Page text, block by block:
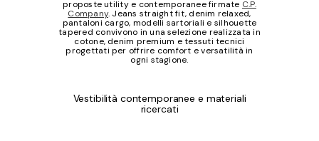
proposte utility e contemporanee firmate C.P.
Company. Jeans straight fit, denim relaxed,
pantaloni cargo, modelli sartoriali e silhouette
tapered convivono in una selezione realizzata in
cotone, denim premium e tessuti tecnici
progettati per offrire comfort e versatilità in
ogni stagione.
Vestibilità contemporanee e materiali
ricercati